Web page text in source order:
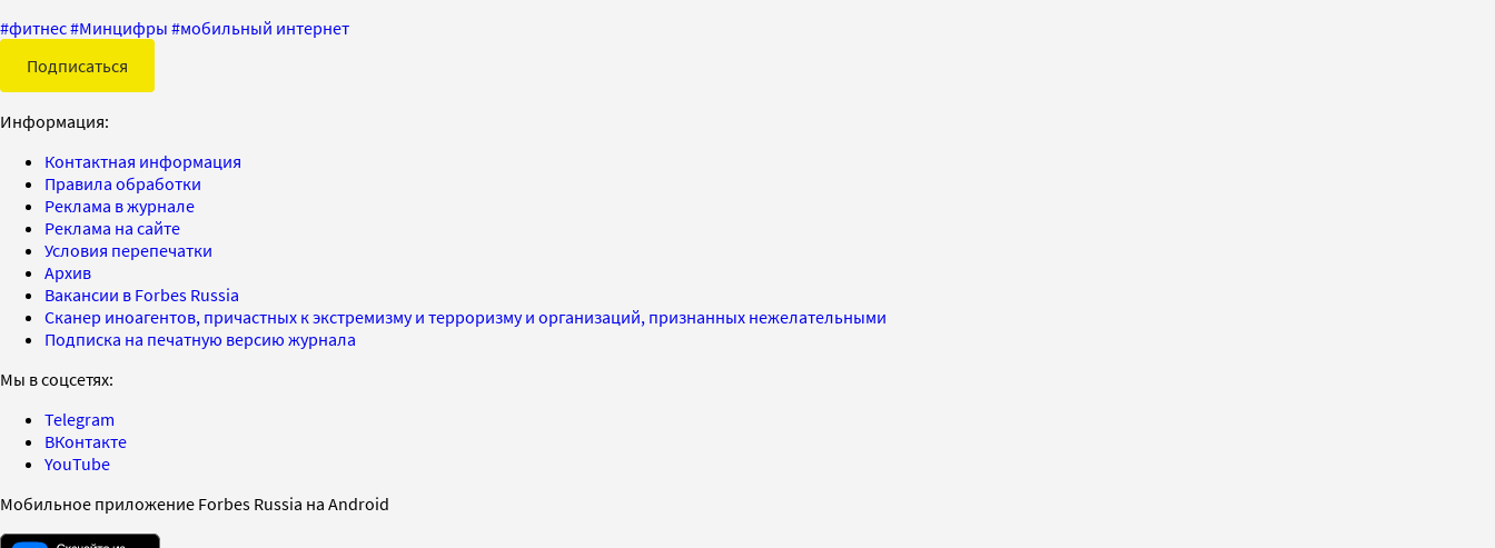
#фитнес#Минцифры #мобильный интернет
Подписаться
Информация:
Контактная информация
Правила обработки
Реклама в журнале
Реклама на сайте
Условия перепечатки
Архив
Вакансии в Forbes Russia
Сканер иноагентов, причастных к экстремизму и терроризму и организаций, признанных нежелательными
Подписка на печатную версию журнала
Мы в соцсетях:
Telegram
ВКонтакте
YouTube
Мобильное приложение Forbes Russia на Android